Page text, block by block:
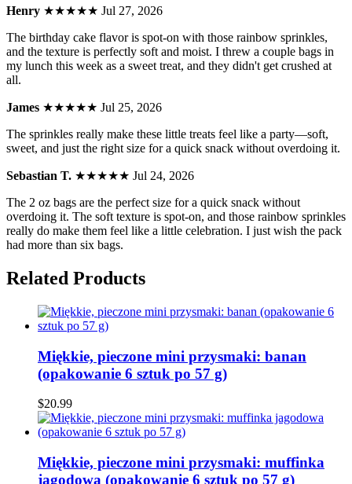
Henry ★★★★★ Jul 27, 2026
The birthday cake flavor is spot-on with those rainbow sprinkles,
and the texture is perfectly soft and moist. I threw a couple bags in
my lunch this week as a sweet treat, and they didn't get crushed at
all.
James ★★★★★ Jul 25, 2026
The sprinkles really make these little treats feel like a party—soft,
sweet, and just the right size for a quick snack without overdoing it.
Sebastian T. ★★★★★ Jul 24, 2026
The 2 oz bags are the perfect size for a quick snack without
overdoing it. The soft texture is spot-on, and those rainbow sprinkles
really do make them feel like a little celebration. I just wish the pack
had more than six bags.
Related Products
Miękkie, pieczone mini przysmaki: banan
(opakowanie 6 sztuk po 57 g)
$20.99
Miękkie, pieczone mini przysmaki: muffinka
jagodowa (opakowanie 6 sztuk po 57 g)